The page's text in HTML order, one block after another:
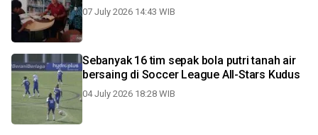
07 July 2026 14:43 WIB
Sebanyak 16 tim sepak bola putri tanah air
bersaing di Soccer League All-Stars Kudus
04 July 2026 18:28 WIB